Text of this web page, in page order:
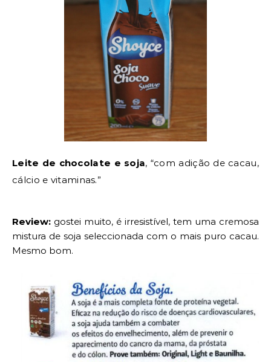
Leite de chocolate e soja, “com adição de cacau,
cálcio e vitaminas.”
Review: gostei muito, é irresistível, tem uma cremosa
mistura de soja seleccionada com o mais puro cacau.
Mesmo bom.